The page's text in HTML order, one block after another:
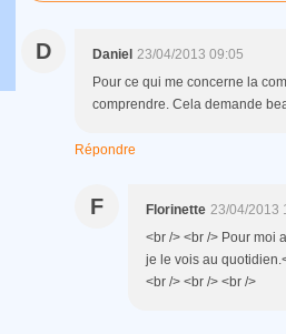
D Daniel 23/04/2013 09:05
Pour ce qui me concerne la
comprendre. Cela demande
Répondre
F Florinette 23/04/2013
<br /> <br /> Pour moi
je le vois au
<br /> <br /> <br />